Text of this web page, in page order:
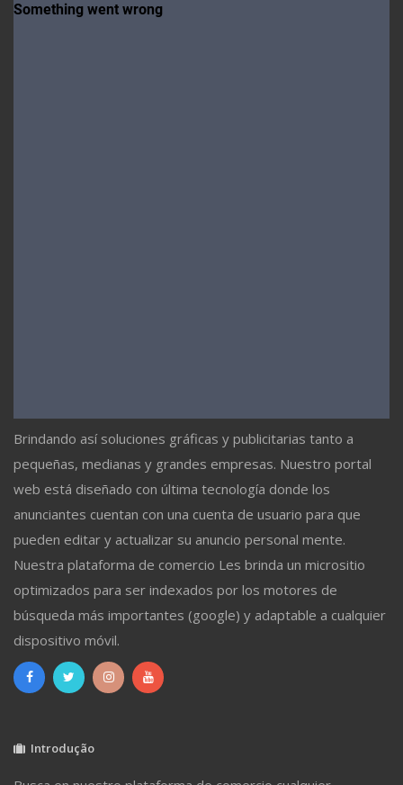
Brindando así soluciones gráficas y publicitarias tanto a
pequeñas, medianas y grandes empresas. Nuestro portal
web está diseñado con última tecnología donde los
anunciantes cuentan con una cuenta de usuario para que
pueden editar y actualizar su anuncio personal mente.
Nuestra plataforma de comercio Les brinda un micrositio
optimizados para ser indexados por los motores de
búsqueda más importantes (google) y adaptable a cualquier
dispositivo móvil.
Introdução